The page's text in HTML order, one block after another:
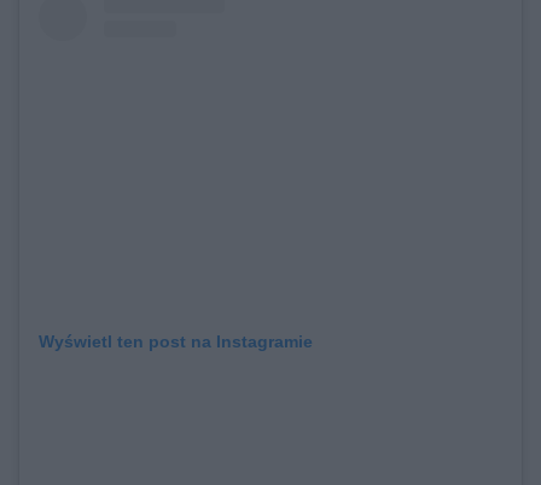
Wyświetl ten post na Instagramie